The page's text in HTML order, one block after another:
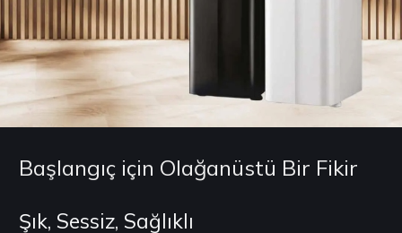
Başlangıç için Olağanüstü Bir Fikir
Şık, Sessiz, Sağlıklı